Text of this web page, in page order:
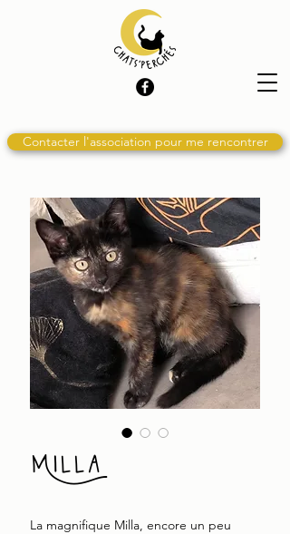
Contacter l'association pour me rencontrer
Milla
La magnifique Milla, encore un peu